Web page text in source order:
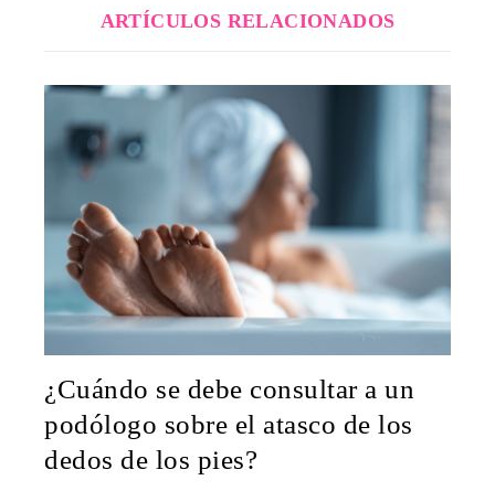
ARTÍCULOS RELACIONADOS
¿Cuándo se debe consultar a un
podólogo sobre el atasco de los
dedos de los pies?